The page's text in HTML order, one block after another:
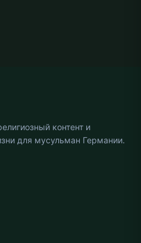
контент и
для мусульман Германии.